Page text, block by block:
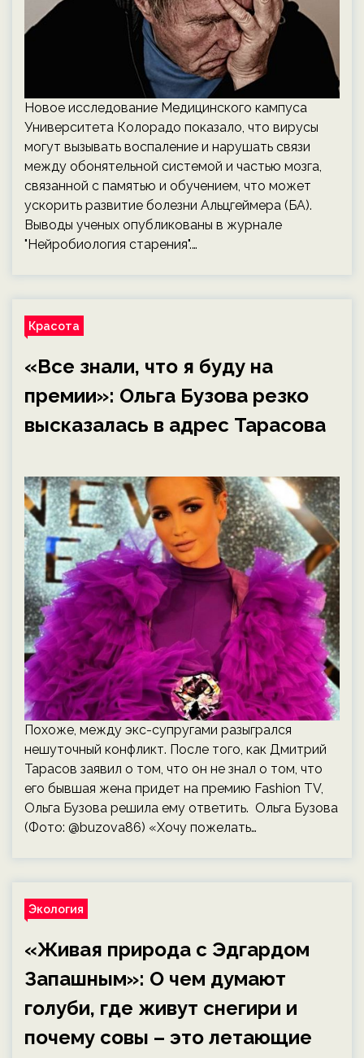
Новое исследование Медицинского кампуса
Университета Колорадо показало, что вирусы
могут вызывать воспаление и нарушать связи
между обонятельной системой и частью мозга,
связанной с памятью и обучением, что может
ускорить развитие болезни Альцгеймера (БА).
Выводы ученых опубликованы в журнале
"Нейробиология старения".…
Красота
«Все знали, что я буду на
премии»: Ольга Бузова резко
высказалась в адрес Тарасова
Похоже, между экс-супругами разыгрался
нешуточный конфликт. После того, как Дмитрий
Тарасов заявил о том, что он не знал о том, что
его бывшая жена придет на премию Fashion TV,
Ольга Бузова решила ему ответить. Ольга Бузова
(Фото: @buzova86) «Хочу пожелать…
Экология
«Живая природа с Эдгардом
Запашным»: О чем думают
голуби, где живут снегири и
почему совы – это летающие